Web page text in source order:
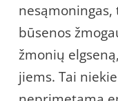
būsenos
žmonių
jiems. Tai